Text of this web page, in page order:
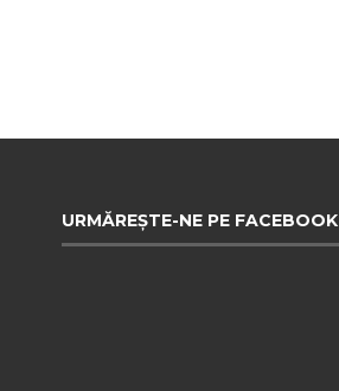
URMĂREȘTE-NE PE FACEBOOK